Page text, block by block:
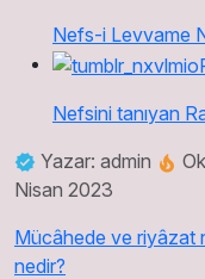
Nefs-i Levvame
Nefsini tanıyan
Yazar: admin
Nisan 2023
Mücâhede ve riyâzat
nedir?